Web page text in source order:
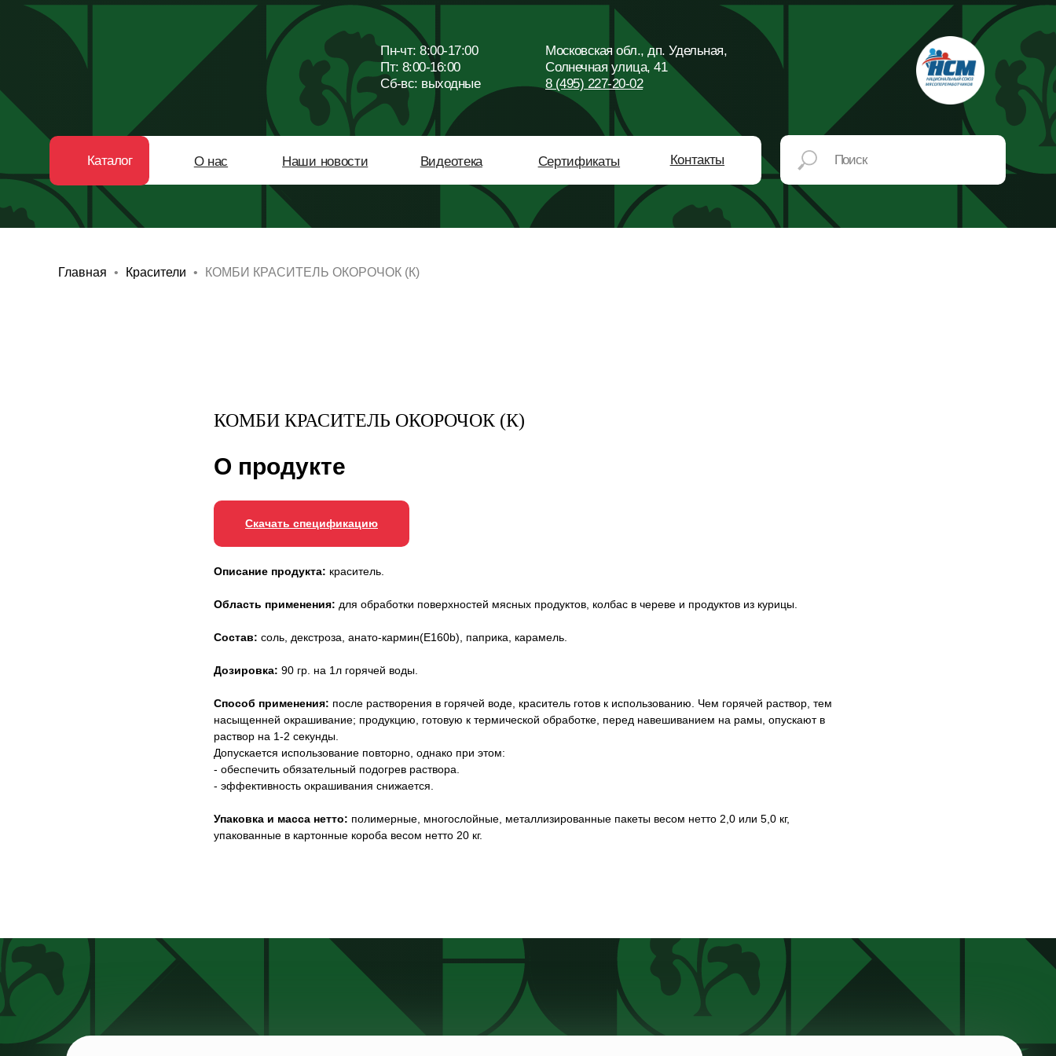
О нас Видеотека Сертификаты
Наши новости Контакты
Каталог
Пн-чт: 8:00-17:00
Пт: 8:00-16:00
Сб-вc: выходные
Московская обл., дп. Удельная,
Солнечная улица, 41
8 (495) 227-20-02
Главная Красители КОМБИ КРАСИТЕЛЬ ОКОРОЧОК (К)
КОМБИ КРАСИТЕЛЬ ОКОРОЧОК (К)
О продукте
Скачать спецификацию
Описание продукта: краситель.
Область применения: для обработки поверхностей мясных продуктов, колбас в череве и продуктов из курицы.
Состав: соль, декстроза, анато-кармин(Е160b), паприка, карамель.
Дозировка: 90 гр. на 1л горячей воды.
Способ применения: после растворения в горячей воде, краситель готов к использованию. Чем горячей раствор, тем
насыщенней окрашивание; продукцию, готовую к термической обработке, перед навешиванием на рамы, опускают в
раствор на 1-2 секунды.
Допускается использование повторно, однако при этом:
- обеспечить обязательный подогрев раствора.
- эффективность окрашивания снижается.
Упаковка и масса нетто: полимерные, многослойные, металлизированные пакеты весом нетто 2,0 или 5,0 кг,
упакованные в картонные короба весом нетто 20 кг.